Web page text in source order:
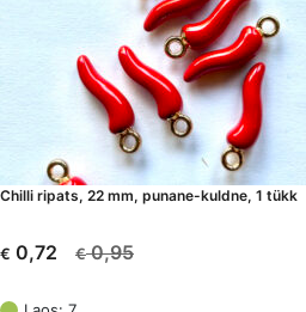
Chilli ripats, 22 mm, punane-kuldne, 1 tükk
€0,95
Algne
€ 0,72
Current